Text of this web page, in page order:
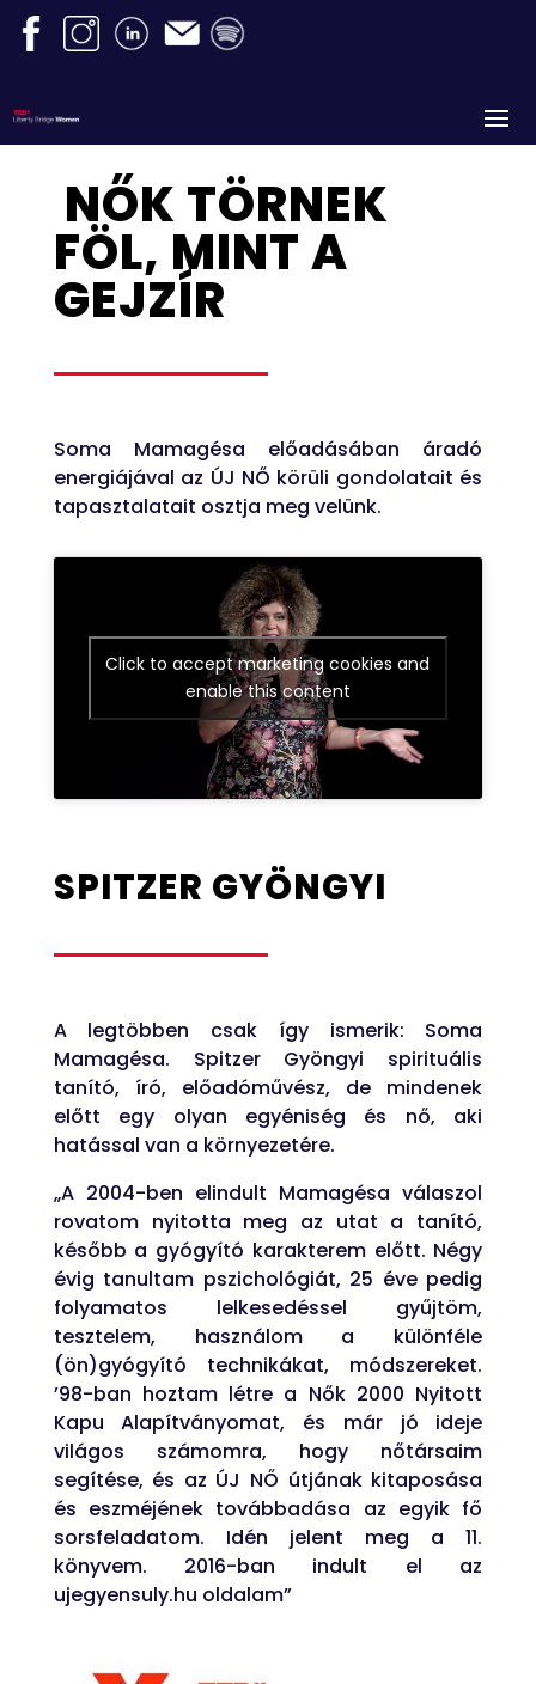
NŐK TÖRNEK
FÖL, MINT A
GEJZÍR
Soma Mamagésa előadásában áradó
energiájával az ÚJ NŐ körüli gondolatait és
tapasztalatait osztja meg velünk.
Click to accept marketing cookies and
enable this content
SPITZER GYÖNGYI
A legtöbben csak így ismerik: Soma
Mamagésa. Spitzer Gyöngyi spirituális
tanító, író, előadóművész, de mindenek
előtt egy olyan egyéniség és nő, aki
hatással van a környezetére.
„A 2004-ben elindult Mamagésa válaszol
rovatom nyitotta meg az utat a tanító,
később a gyógyító karakterem előtt. Négy
évig tanultam pszichológiát, 25 éve pedig
folyamatos lelkesedéssel gyűjtöm,
tesztelem, használom a különféle
(ön)gyógyító technikákat, módszereket.
’98-ban hoztam létre a Nők 2000 Nyitott
Kapu Alapítványomat, és már jó ideje
világos számomra, hogy nőtársaim
segítése, és az ÚJ NŐ útjának kitaposása
és eszméjének továbbadása az egyik fő
sorsfeladatom. Idén jelent meg a 11.
könyvem. 2016-ban indult el az
ujegyensuly.hu oldalam”